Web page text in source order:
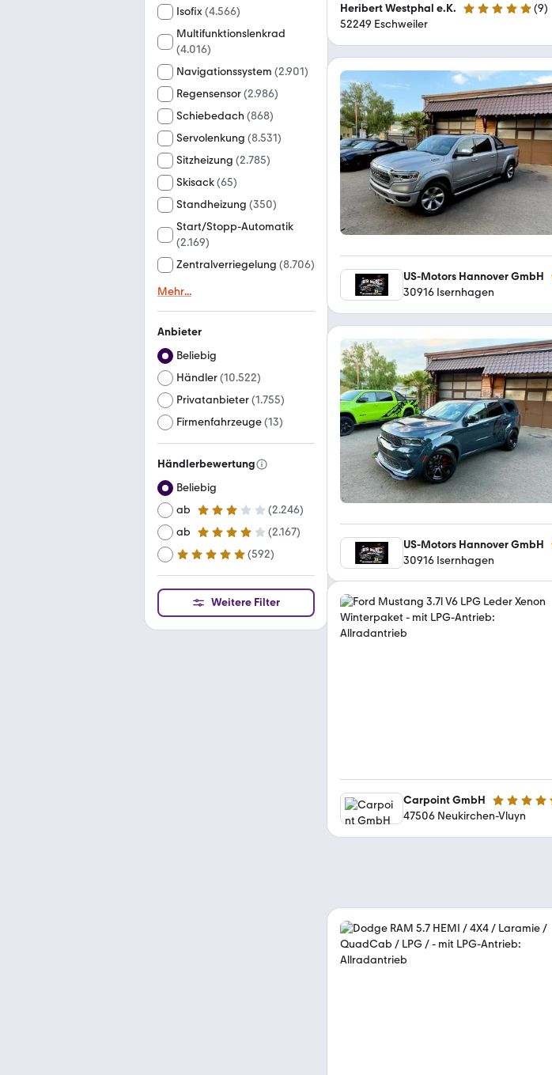
Isofix(4.566)
Multifunktionslenkrad
(4.016)
Navigationssystem (2.901)
Regensensor(2.986)
Schiebedach (868)
Servolenkung (8.531)
Sitzheizung (2.785)
Skisack(65)
Standheizung (350)
Start/Stopp-Automatik
(2.169)
Zentralverriegelung (8.706)
Mehr...
Anbieter
Beliebig
Händler(10.522)
Privatanbieter(1.755)
Firmenfahrzeuge(13)
Händlerbewertung
Beliebig
ab
3 Sterne (2.246)
ab
4 Sterne (2.167)
ab
5 Sterne (592)
Weitere Filter
Heribert Westphal e.K. 5 Sterne (9)
52249 Eschweiler
US-Motors Hannover GmbH
30916 Isernhagen
US-Motors Hannover GmbH
30916 Isernhagen
Carpoint GmbH 4.5 Sterne
47506 Neukirchen-Vluyn